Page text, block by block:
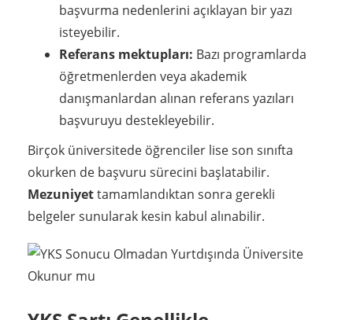
başvurma nedenlerini açıklayan bir yazı
isteyebilir.
Referans mektupları: Bazı programlarda
öğretmenlerden veya akademik
danışmanlardan alınan referans yazıları
başvuruyu destekleyebilir.
Birçok üniversitede öğrenciler lise son sınıfta
okurken de başvuru sürecini başlatabilir.
Mezuniyettamamlandıktan sonra gerekli
belgeler sunularak kesin kabul alınabilir.